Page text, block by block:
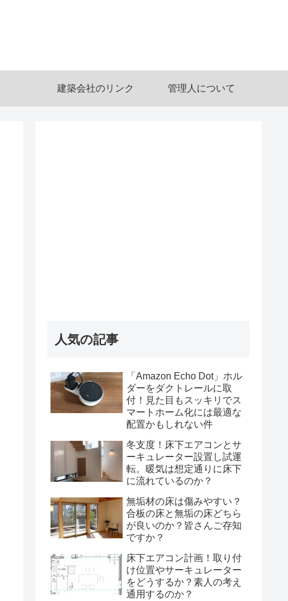
建築会社のリンク 管理人について
人気の記事
「Amazon Echo Dot」ホル
ダーをダクトレールに取
付！見た目もスッキリでス
マートホーム化には最適な
配置かもしれない件
冬支度！床下エアコンとサ
ーキュレーター設置し試運
転。暖気は想定通りに床下
に流れているのか？
無垢材の床は傷みやすい？
合板の床と無垢の床どちら
が良いのか？皆さんご存知
ですか？
床下エアコン計画！取り付
け位置やサーキュレーター
をどうするか？素人の考え
通用するのか？